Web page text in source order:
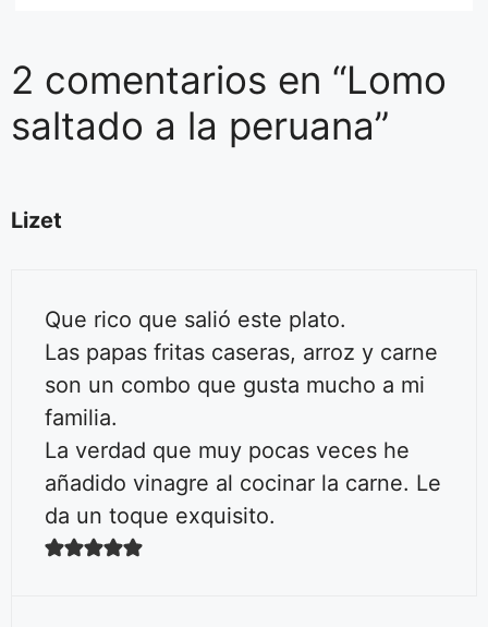
2 comentarios en “Lomo
saltado a la peruana”
Lizet
Que rico que salió este plato.
Las papas fritas caseras, arroz y carne
son un combo que gusta mucho a mi
familia.
La verdad que muy pocas veces he
añadido vinagre al cocinar la carne. Le
da un toque exquisito.